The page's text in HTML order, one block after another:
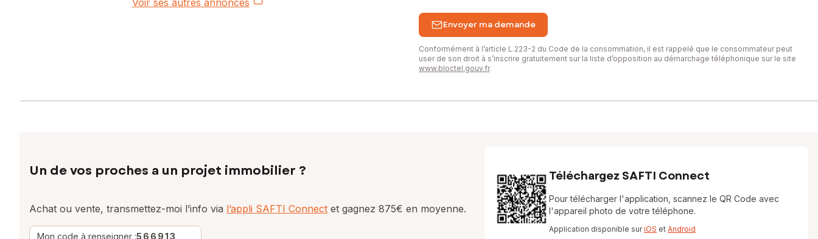
Envoyer ma demande
Conformément à l’article L.223-2 du Code de la consommation, il est rappelé que le consommateur peut
user de son droit à s’inscrire gratuitement sur la liste d’opposition au démarchage téléphonique sur le site
www.bloctel.gouv.fr.
Un de vos proches a un projet immobilier ?
Achat ou vente, transmettez-moi l’info via l’appli SAFTI Connect et gagnez 875€ en moyenne.
Mon code à renseigner :566913
Téléchargez SAFTI Connect
Pour télécharger l'application, scannez le QR Code avec
l'appareil photo de votre téléphone.
Application disponible suriOS et Android